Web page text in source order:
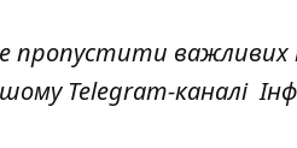
пропустити важливих
Telegram-каналі